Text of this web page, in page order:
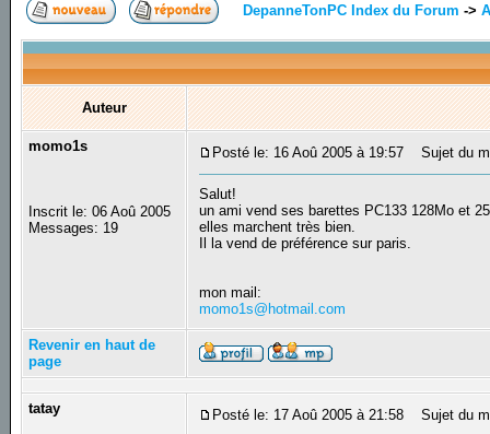
DepanneTonPC Index du Forum ->
Auteur
momo1s
Inscrit le: 06 Aoû 2005
Messages: 19
Posté le: 16 Aoû 2005 à 19:57 Sujet du
Salut!
un ami vend ses barettes PC133 128Mo et
elles marchent très bien.
Il la vend de préférence sur paris.
mon mail:
momo1s@hotmail.com
Revenir en haut de
page
tatay Posté le: 17 Aoû 2005 à 21:58 Sujet du